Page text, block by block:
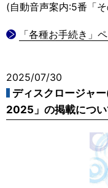
(自動音声案内:5番「
「各種お手続き」
2025/07/30
ディスクロージャ
2025」の掲載につい